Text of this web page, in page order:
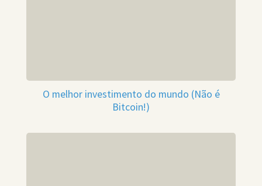
O melhor investimento do mundo (Não é
Bitcoin!)